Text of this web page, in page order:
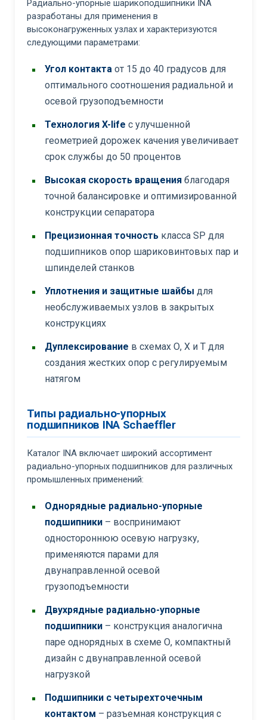
Радиально-упорные шарикоподшипники INA
разработаны для применения в
высоконагруженных узлах и характеризуются
следующими параметрами:
Угол контакта от 15 до 40 градусов для
оптимального соотношения радиальной и
осевой грузоподъемности
Технология X-life с улучшенной
геометрией дорожек качения увеличивает
срок службы до 50 процентов
Высокая скорость вращения благодаря
точной балансировке и оптимизированной
конструкции сепаратора
Прецизионная точность класса SP для
подшипников опор шариковинтовых пар и
шпинделей станков
Уплотнения и защитные шайбы для
необслуживаемых узлов в закрытых
конструкциях
Дуплексирование в схемах О, Х и Т для
создания жестких опор с регулируемым
натягом
Типы радиально-упорных
подшипников INA Schaeffler
Каталог INA включает широкий ассортимент
радиально-упорных подшипников для различных
промышленных применений:
Однорядные радиально-упорные
подшипники – воспринимают
одностороннюю осевую нагрузку,
применяются парами для
двунаправленной осевой
грузоподъемности
Двухрядные радиально-упорные
подшипники – конструкция аналогична
паре однорядных в схеме О, компактный
дизайн с двунаправленной осевой
нагрузкой
Подшипники с четырехточечным
контактом – разъемная конструкция с